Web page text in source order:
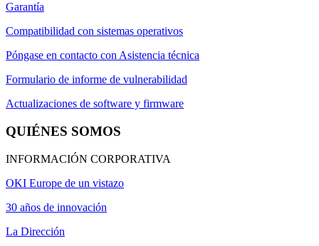
Garantía
Compatibilidad con sistemas operativos
Póngase en contacto con Asistencia técnica
Formulario de informe de vulnerabilidad
Actualizaciones de software y firmware
QUIÉNES SOMOS
INFORMACIÓN CORPORATIVA
OKI Europe de un vistazo
30 años de innovación
La Dirección